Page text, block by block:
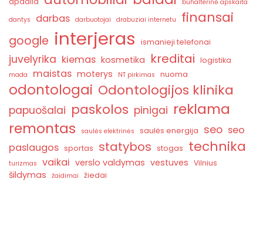
buhalterinė apskaita
dantys
darbas darbuotojai drabuziai internetu finansai
google interjeras ismanieji telefonai
juvelyrika kiemas kosmetika kreditai logistika
mada maistas moterys NT pirkimas nuoma
odontologai Odontologijos klinika
papuošalai paskolos pinigai reklama
remontas
saulės elektrinės saulės energija seo seo
paslaugos sportas statybos stogas technika
turizmas vaikai verslo valdymas vestuves Vilnius
šildymas žaidimai žiedai